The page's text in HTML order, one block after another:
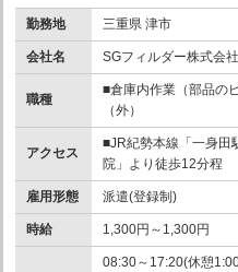
勤務地 三重県 津市
会社名 SGフィルダー株式会社
職種
■倉庫内作業（部品の
（外）
アクセス
■JR紀勢本線「一身田
院」より徒歩12分程
雇用形態 派遣(登録制)
時給 1,300円～1,300円
08:30～17:20(休憩